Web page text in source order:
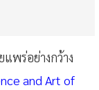
พร่อย่างกว้าง
and Art of